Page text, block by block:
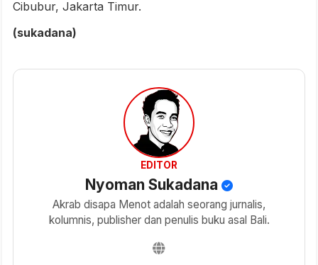
Cibubur, Jakarta Timur.
(sukadana)
EDITOR
Nyoman Sukadana
Akrab disapa Menot adalah seorang jurnalis,
kolumnis, publisher dan penulis buku asal Bali.